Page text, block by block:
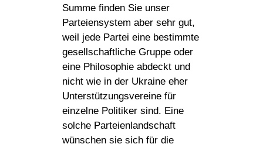
Summe finden Sie unser
Parteiensystem aber sehr gut,
weil jede Partei eine bestimmte
gesellschaftliche Gruppe oder
eine Philosophie abdeckt und
nicht wie in der Ukraine eher
Unterstützungsvereine für
einzelne Politiker sind. Eine
solche Parteienlandschaft
wünschen sie sich für die